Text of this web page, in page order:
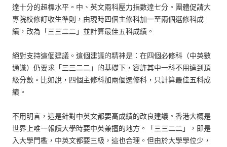
達十分的超標水平。中、英文兩科壓力指數達七分。團體促請大
專院校修訂收生準則，由現時四個主修科加一至兩個選修科成
績，改為「三三二二」並計算最佳五科成績。
絕對支持這個建議。這個建議的精神是：在四個必修科（中英數
通識）仍要求「三三二二」的基礎下，容許其中一科不用達到頂
級分數。比如說，四個主修科加兩個選修科，只計算最佳五科成
績。
不用明言，這是針對中英文都要高成績的改良建議。香港大概是
世界上唯一報讀大學時要中英兼擅的地方。「三三二二」，即是
入大學門檻，中英文都要三級，這也合理。但由於大學學位少，